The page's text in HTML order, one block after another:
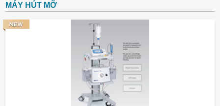
MÁY HÚT MỠ